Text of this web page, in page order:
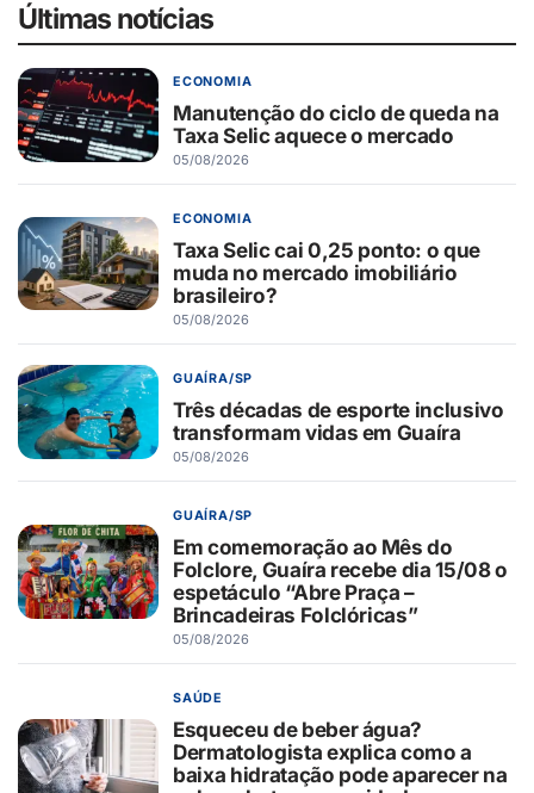
Últimas notícias
ECONOMIA
Manutenção do ciclo de queda na
Taxa Selic aquece o mercado
05/08/2026
ECONOMIA
Taxa Selic cai 0,25 ponto: o que
muda no mercado imobiliário
brasileiro?
05/08/2026
GUAÍRA/SP
Três décadas de esporte inclusivo
transformam vidas em Guaíra
05/08/2026
GUAÍRA/SP
Em comemoração ao Mês do
Folclore, Guaíra recebe dia 15/08 o
espetáculo “Abre Praça –
Brincadeiras Folclóricas”
05/08/2026
SAÚDE
Esqueceu de beber água?
Dermatologista explica como a
baixa hidratação pode aparecer na